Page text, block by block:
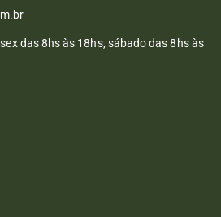
das 8hs às 18hs, sábado das 8hs às